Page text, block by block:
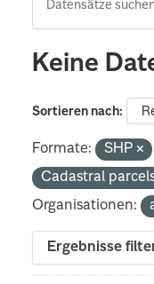
Keine
Sortieren nach
Formate: SHP
Cadastral
Organisationen:
Ergebnisse